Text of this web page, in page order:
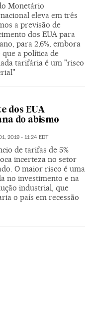
Monetário
eleva em três
a previsão de
dos EUA para
para 2,6%, embora
que a política de
tarifária é um "risco
dos EUA
do abismo
2019 - 11:24 EDT
de tarifas de 5%
incerteza no setor
O maior risco é uma
no investimento e na
industrial, que
o país em recessão